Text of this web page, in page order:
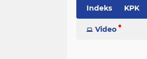
Indeks KPK
Video